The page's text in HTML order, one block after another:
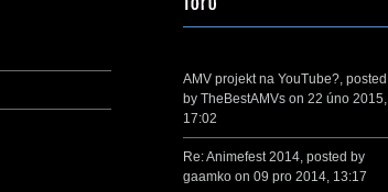
AMV projekt na YouTube?, posted
by TheBestAMVs on 22 úno 2015,
17:02
Re: Animefest 2014, posted by
gaamko on 09 pro 2014, 13:17